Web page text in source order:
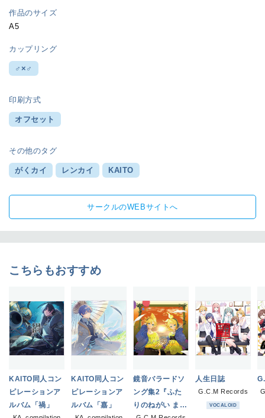
作品のサイズ
A5
カップリング
♂×♂
印刷方式
オフセット
その他のタグ
がくカイ レンカイ KAITO
サークルのWEBサイトへ
こちらもおすすめ
KAITO同人コン
ピレーションア
ルバム「禍」
KAITO同人コン
ピレーションア
ルバム「嘉」
鏡音バラードソ
ング集2『ふた
りのねがい ま
人生日誌
G.C.M Records
VOCALOID